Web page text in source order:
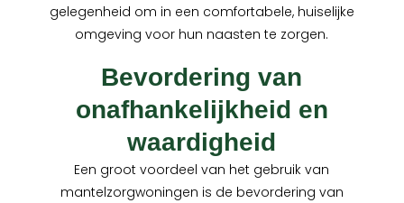
gelegenheid om in een comfortabele, huiselijke
omgeving voor hun naasten te zorgen.
Bevordering van
onafhankelijkheid en
waardigheid
Een groot voordeel van het gebruik van
mantelzorgwoningen is de bevordering van